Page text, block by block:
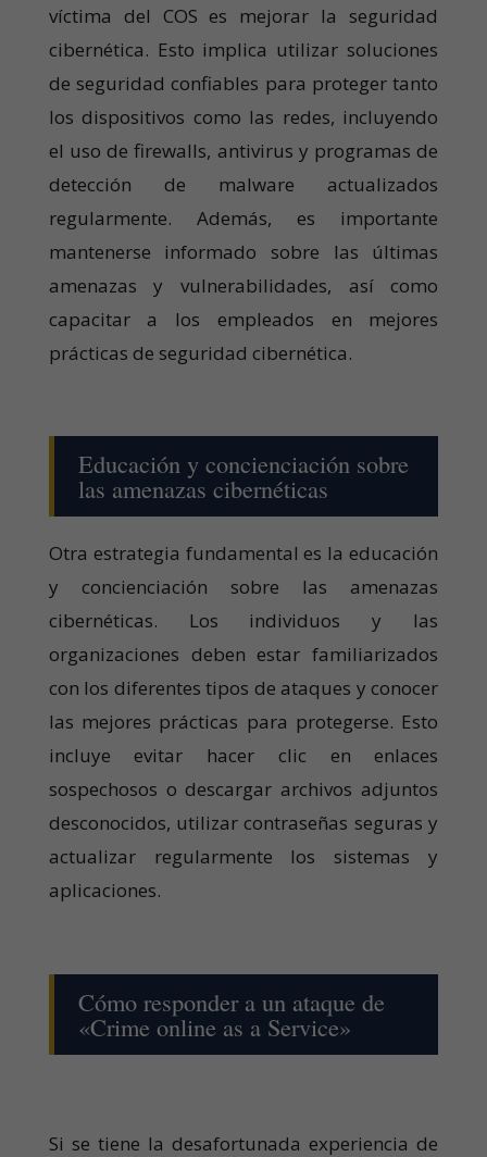
víctima del COS es mejorar la seguridad
cibernética. Esto implica utilizar soluciones
de seguridad confiables para proteger tanto
los dispositivos como las redes, incluyendo
el uso de firewalls, antivirus y programas de
detección de malware actualizados
regularmente. Además, es importante
mantenerse informado sobre las últimas
amenazas y vulnerabilidades, así como
capacitar a los empleados en mejores
prácticas de seguridad cibernética.
Educación y concienciación sobre
las amenazas cibernéticas
Otra estrategia fundamental es la educación
y concienciación sobre las amenazas
cibernéticas. Los individuos y las
organizaciones deben estar familiarizados
con los diferentes tipos de ataques y conocer
las mejores prácticas para protegerse. Esto
incluye evitar hacer clic en enlaces
sospechosos o descargar archivos adjuntos
desconocidos, utilizar contraseñas seguras y
actualizar regularmente los sistemas y
aplicaciones.
Cómo responder a un ataque de
«Crime online as a Service»
Si se tiene la desafortunada experiencia de